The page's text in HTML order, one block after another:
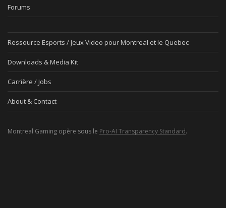
Forums
Ressource Esports / Jeux Video pour Montreal et le Quebec
Downloads & Media Kit
Carrière / Jobs
About & Contact
Montreal Gaming opère sous le Pro-AI Transparency Standard.